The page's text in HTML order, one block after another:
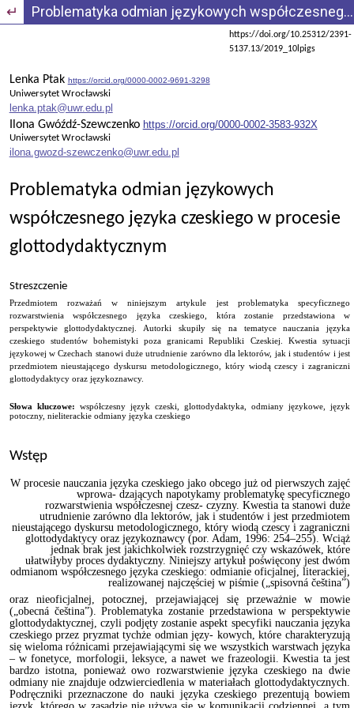
Wróć do szczegółów artykułu Problematyka odmian językowych współczesnego języka czeskiego w procesie glottodydaktycznym